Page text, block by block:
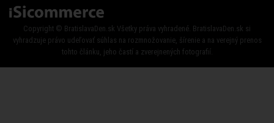
Copyright © BratislavaDen.sk Všetky práva vyhradené. BratislavaDen.sk si
vyhradzuje právo udeľovať súhlas na rozmnožovanie, šírenie a na verejný prenos
tohto článku, jeho častí a zverejnených fotografií.